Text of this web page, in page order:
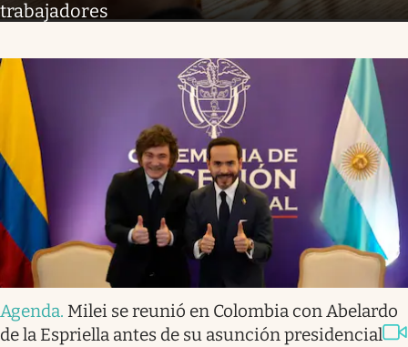
trabajadores
Agenda. Milei se reunió en Colombia con Abelardo
de la Espriella antes de su asunción presidencial